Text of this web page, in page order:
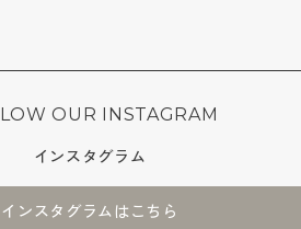
OUR INSTAGRAM
インスタグラム
インスタグラムはこちら